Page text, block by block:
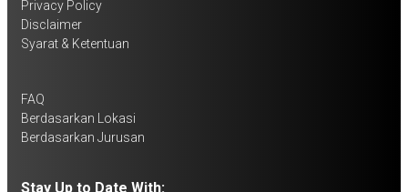
Privacy Policy
Disclaimer
Syarat & Ketentuan
FAQ
Berdasarkan Lokasi
Berdasarkan Jurusan
Stay Up to Date With: